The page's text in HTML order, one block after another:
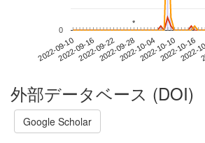
2022-09-102022-09-162022-09-222022-09-282022-10-042022-10-102022-10-16
2022-
0
**
外部データベース (DOI)
Google Scholar